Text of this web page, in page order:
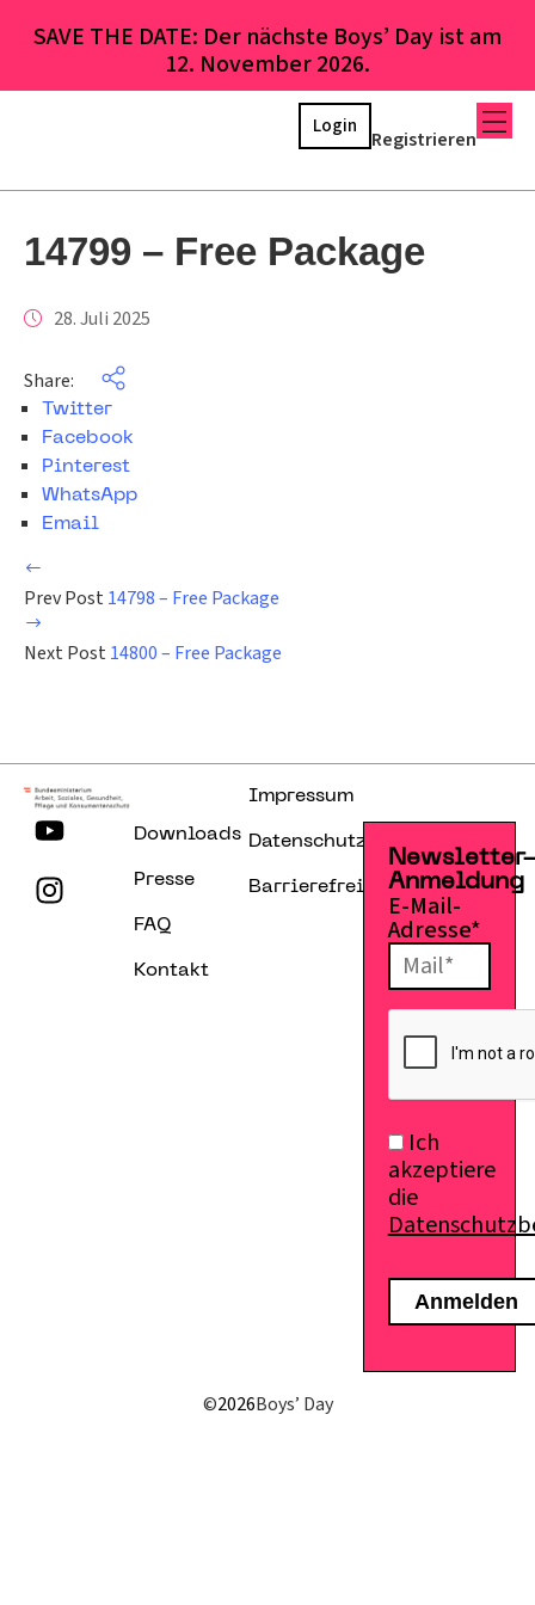
SAVE THE DATE: Der nächste Boys’ Day ist am
12. November 2026.
Registrieren
Login
14799 – Free Package
28. Juli 2025
Share:
Twitter
Facebook
Pinterest
WhatsApp
Email
Prev Post 14798 – Free Package
Next Post 14800 – Free Package
Downloads
Presse
FAQ
Kontakt
Impressum
Datenschutzerklärung
Barrierefreiheitserklärung
Anmeldung
E-Mail-
Adresse*
Ich
akzeptiere
die
©2026Boys’ Day